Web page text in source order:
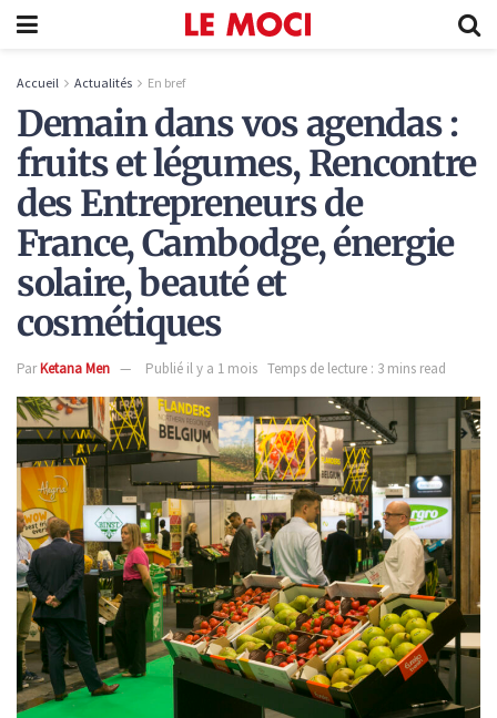
Accueil Actualités En bref
Demain dans vos agendas :
fruits et légumes, Rencontre
des Entrepreneurs de
France, Cambodge, énergie
solaire, beauté et
cosmétiques
ParKetana Men Publié il y a 1 mois Temps de lecture : 3 mins read